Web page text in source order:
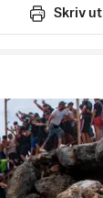
Skriv ut